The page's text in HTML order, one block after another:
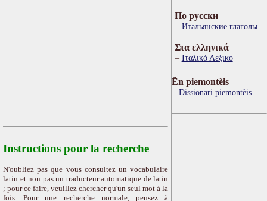
Instructions pour la recherche
N'oubliez pas que vous consultez un vocabulaire
latin et non pas un traducteur automatique de latin
; pour ce faire, veuillez chercher qu'un seul mot à la
fois. Pour une recherche normale, pensez à
По русски
Итальянские глаголы
Στα ελληνικά
Ιταλικό Λεξικό
Ën piemontèis
Dissionari piemontèis